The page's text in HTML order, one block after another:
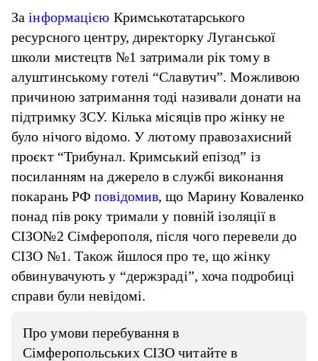
Заінформацією Кримськотатарського
ресурсного центру, директорку Луганської
школи мистецтв №1 затримали рік тому в
алуштинському готелі “Славутич”. Можливою
причиною затримання тоді називали донати на
підтримку ЗСУ. Кілька місяців про жінку не
було нічого відомо. У лютому правозахисний
проєкт “Трибунал. Кримський епізод” із
посиланням на джерело в службі виконання
покарань РФповідомив, що Марину Коваленко
понад пів року тримали у повній ізоляції в
СІЗО№2 Сімферополя, після чого перевели до
СІЗО №1. Також йшлося про те, що жінку
обвинувачують у “держзраді”, хоча подробиці
справи були невідомі.
Про умови перебування в
Сімферопольських СІЗО читайте в